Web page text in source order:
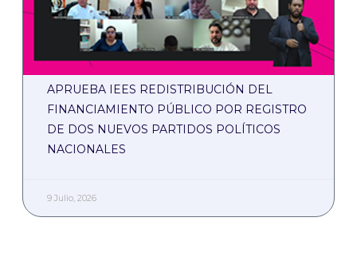
APRUEBA IEES REDISTRIBUCIÓN DEL
FINANCIAMIENTO PÚBLICO POR REGISTRO
DE DOS NUEVOS PARTIDOS POLÍTICOS
NACIONALES
9 Julio, 2026